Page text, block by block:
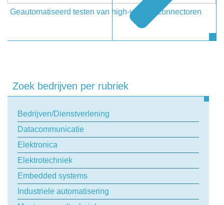
Geautomatiseerd testen van high-voltage connectoren
Zoek bedrijven per rubriek
Bedrijven/Dienstverlening
Datacommunicatie
Elektronica
Elektrotechniek
Embedded systems
Industriele automatisering